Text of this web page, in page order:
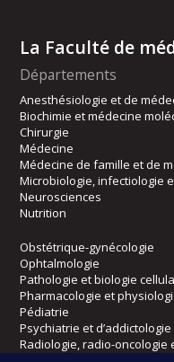
La Faculté de
Départements
Anesthésiologie et de
Biochimie et médecine
Chirurgie
Médecine
Médecine de famille et de
Microbiologie, infectiologie
Neurosciences
Nutrition
Obstétrique-gynécologie
Ophtalmologie
Pathologie et biologie
Pharmacologie et
Pédiatrie
Psychiatrie et d’addictologie
Radiologie, radio-oncologie